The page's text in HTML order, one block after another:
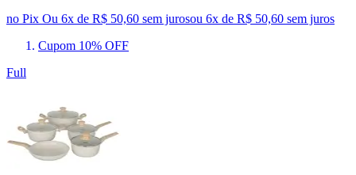
no Pix Ou 6x de R$ 50,60 sem jurosou 6x de R$ 50,60 sem juros
Cupom 10% OFF
Full